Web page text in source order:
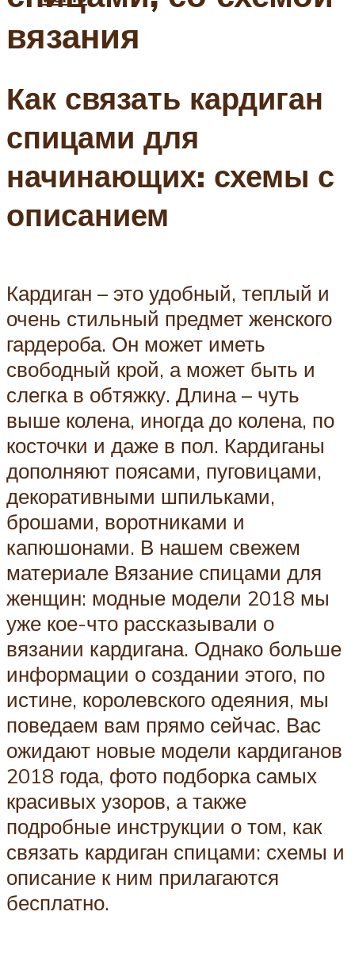
вязания
Как связать кардиган
спицами для
начинающих: схемы с
описанием
Кардиган – это удобный, теплый и
очень стильный предмет женского
гардероба. Он может иметь
свободный крой, а может быть и
слегка в обтяжку. Длина – чуть
выше колена, иногда до колена, по
косточки и даже в пол. Кардиганы
дополняют поясами, пуговицами,
декоративными шпильками,
брошами, воротниками и
капюшонами. В нашем свежем
материале Вязание спицами для
женщин: модные модели 2018 мы
уже кое-что рассказывали о
вязании кардигана. Однако больше
информации о создании этого, по
истине, королевского одеяния, мы
поведаем вам прямо сейчас. Вас
ожидают новые модели кардиганов
2018 года, фото подборка самых
красивых узоров, а также
подробные инструкции о том, как
связать кардиган спицами: схемы и
описание к ним прилагаются
бесплатно.